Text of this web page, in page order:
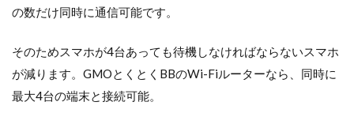
の数だけ同時に通信可能です。
そのためスマホが4台あっても待機しなければならないスマホ
が減ります。GMOとくとくBBのWi-Fiルーターなら、同時に
最大4台の端末と接続可能。